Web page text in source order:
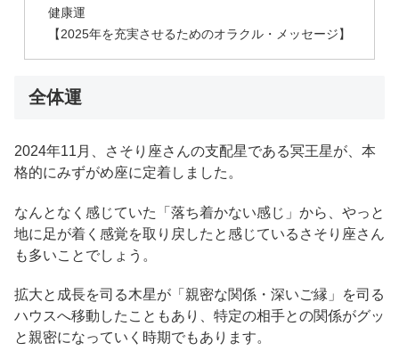
健康運
【2025年を充実させるためのオラクル・メッセージ】
全体運
2024年11月、さそり座さんの支配星である冥王星が、本
格的にみずがめ座に定着しました。
なんとなく感じていた「落ち着かない感じ」から、やっと
地に足が着く感覚を取り戻したと感じているさそり座さん
も多いことでしょう。
拡大と成長を司る木星が「親密な関係・深いご縁」を司る
ハウスへ移動したこともあり、特定の相手との関係がグッ
と親密になっていく時期でもあります。